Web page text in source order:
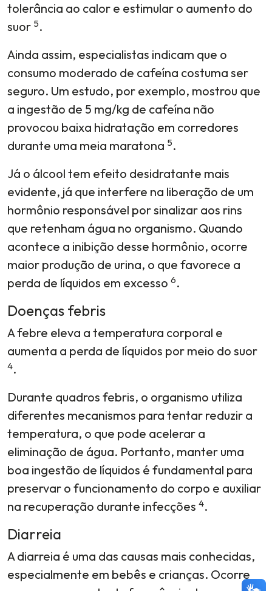
tolerância ao calor e estimular o aumento do
suor 5.
Ainda assim, especialistas indicam que o
consumo moderado de cafeína costuma ser
seguro. Um estudo, por exemplo, mostrou que
a ingestão de 5 mg/kg de cafeína não
provocou baixa hidratação em corredores
durante uma meia maratona 5.
Já o álcool tem efeito desidratante mais
evidente, já que interfere na liberação de um
hormônio responsável por sinalizar aos rins
que retenham água no organismo. Quando
acontece a inibição desse hormônio, ocorre
maior produção de urina, o que favorece a
perda de líquidos em excesso 6.
Doenças febris
A febre eleva a temperatura corporal e
aumenta a perda de líquidos por meio do suor
4.
Durante quadros febris, o organismo utiliza
diferentes mecanismos para tentar reduzir a
temperatura, o que pode acelerar a
eliminação de água. Portanto, manter uma
boa ingestão de líquidos é fundamental para
preservar o funcionamento do corpo e auxiliar
na recuperação durante infecções 4.
Diarreia
A diarreia é uma das causas mais conhecidas,
especialmente em bebês e crianças. Ocorre